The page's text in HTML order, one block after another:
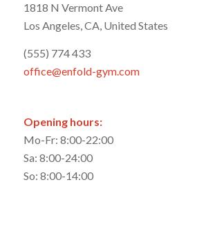
1818 N Vermont Ave
Los Angeles, CA, United States
(555) 774 433
office@enfold-gym.com
Opening hours:
Mo-Fr: 8:00-22:00
Sa: 8:00-24:00
So: 8:00-14:00